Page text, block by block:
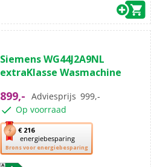
van
de
sterren.
Siemens WG44J2A9NL
extraKlasse Wasmachine
899,- Adviesprijs 999,-
Op voorraad
€ 216
energiebesparing
Brons voor energiebesparing
Met
deze
knop